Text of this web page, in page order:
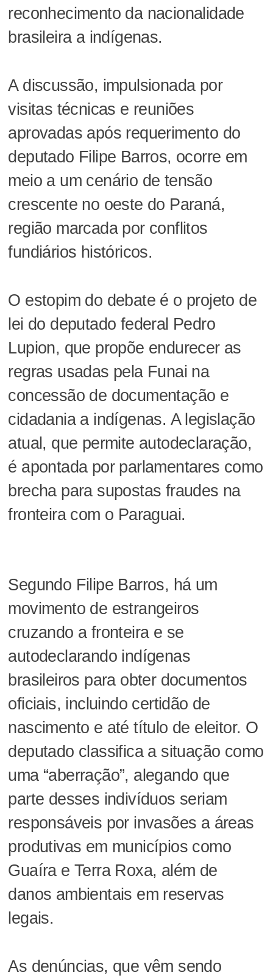
reconhecimento da nacionalidade
brasileira a indígenas.
A discussão, impulsionada por
visitas técnicas e reuniões
aprovadas após requerimento do
deputado Filipe Barros, ocorre em
meio a um cenário de tensão
crescente no oeste do Paraná,
região marcada por conflitos
fundiários históricos.
O estopim do debate é o projeto de
lei do deputado federal Pedro
Lupion, que propõe endurecer as
regras usadas pela Funai na
concessão de documentação e
cidadania a indígenas. A legislação
atual, que permite autodeclaração,
é apontada por parlamentares como
brecha para supostas fraudes na
fronteira com o Paraguai.
Segundo Filipe Barros, há um
movimento de estrangeiros
cruzando a fronteira e se
autodeclarando indígenas
brasileiros para obter documentos
oficiais, incluindo certidão de
nascimento e até título de eleitor. O
deputado classifica a situação como
uma “aberração”, alegando que
parte desses indivíduos seriam
responsáveis por invasões a áreas
produtivas em municípios como
Guaíra e Terra Roxa, além de
danos ambientais em reservas
legais.
As denúncias, que vêm sendo